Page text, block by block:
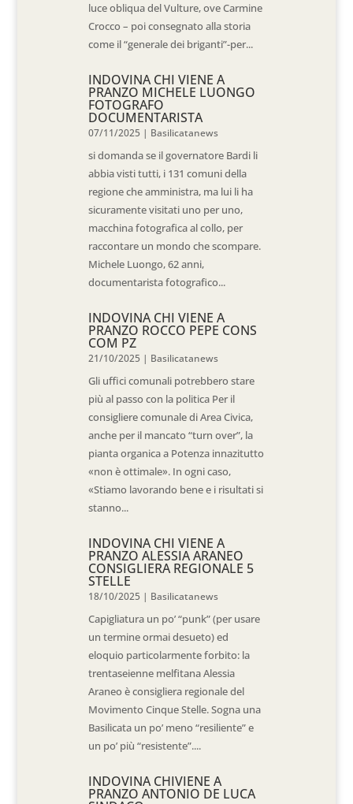
luce obliqua del Vulture, ove Carmine
Crocco – poi consegnato alla storia
come il “generale dei briganti”-per...
INDOVINA CHI VIENE A
PRANZO MICHELE LUONGO
FOTOGRAFO
DOCUMENTARISTA
07/11/2025 | Basilicatanews
si domanda se il governatore Bardi li
abbia visti tutti, i 131 comuni della
regione che amministra, ma lui li ha
sicuramente visitati uno per uno,
macchina fotografica al collo, per
raccontare un mondo che scompare.
Michele Luongo, 62 anni,
documentarista fotografico...
INDOVINA CHI VIENE A
PRANZO ROCCO PEPE CONS
COM PZ
21/10/2025 | Basilicatanews
Gli uffici comunali potrebbero stare
più al passo con la politica Per il
consigliere comunale di Area Civica,
anche per il mancato “turn over”, la
pianta organica a Potenza innazitutto
«non è ottimale». In ogni caso,
«Stiamo lavorando bene e i risultati si
stanno...
INDOVINA CHI VIENE A
PRANZO ALESSIA ARANEO
CONSIGLIERA REGIONALE 5
STELLE
18/10/2025 | Basilicatanews
Capigliatura un po’ “punk” (per usare
un termine ormai desueto) ed
eloquio particolarmente forbito: la
trentaseienne melfitana Alessia
Araneo è consigliera regionale del
Movimento Cinque Stelle. Sogna una
Basilicata un po’ meno “resiliente” e
un po’ più “resistente”....
INDOVINA CHIVIENE A
PRANZO ANTONIO DE LUCA